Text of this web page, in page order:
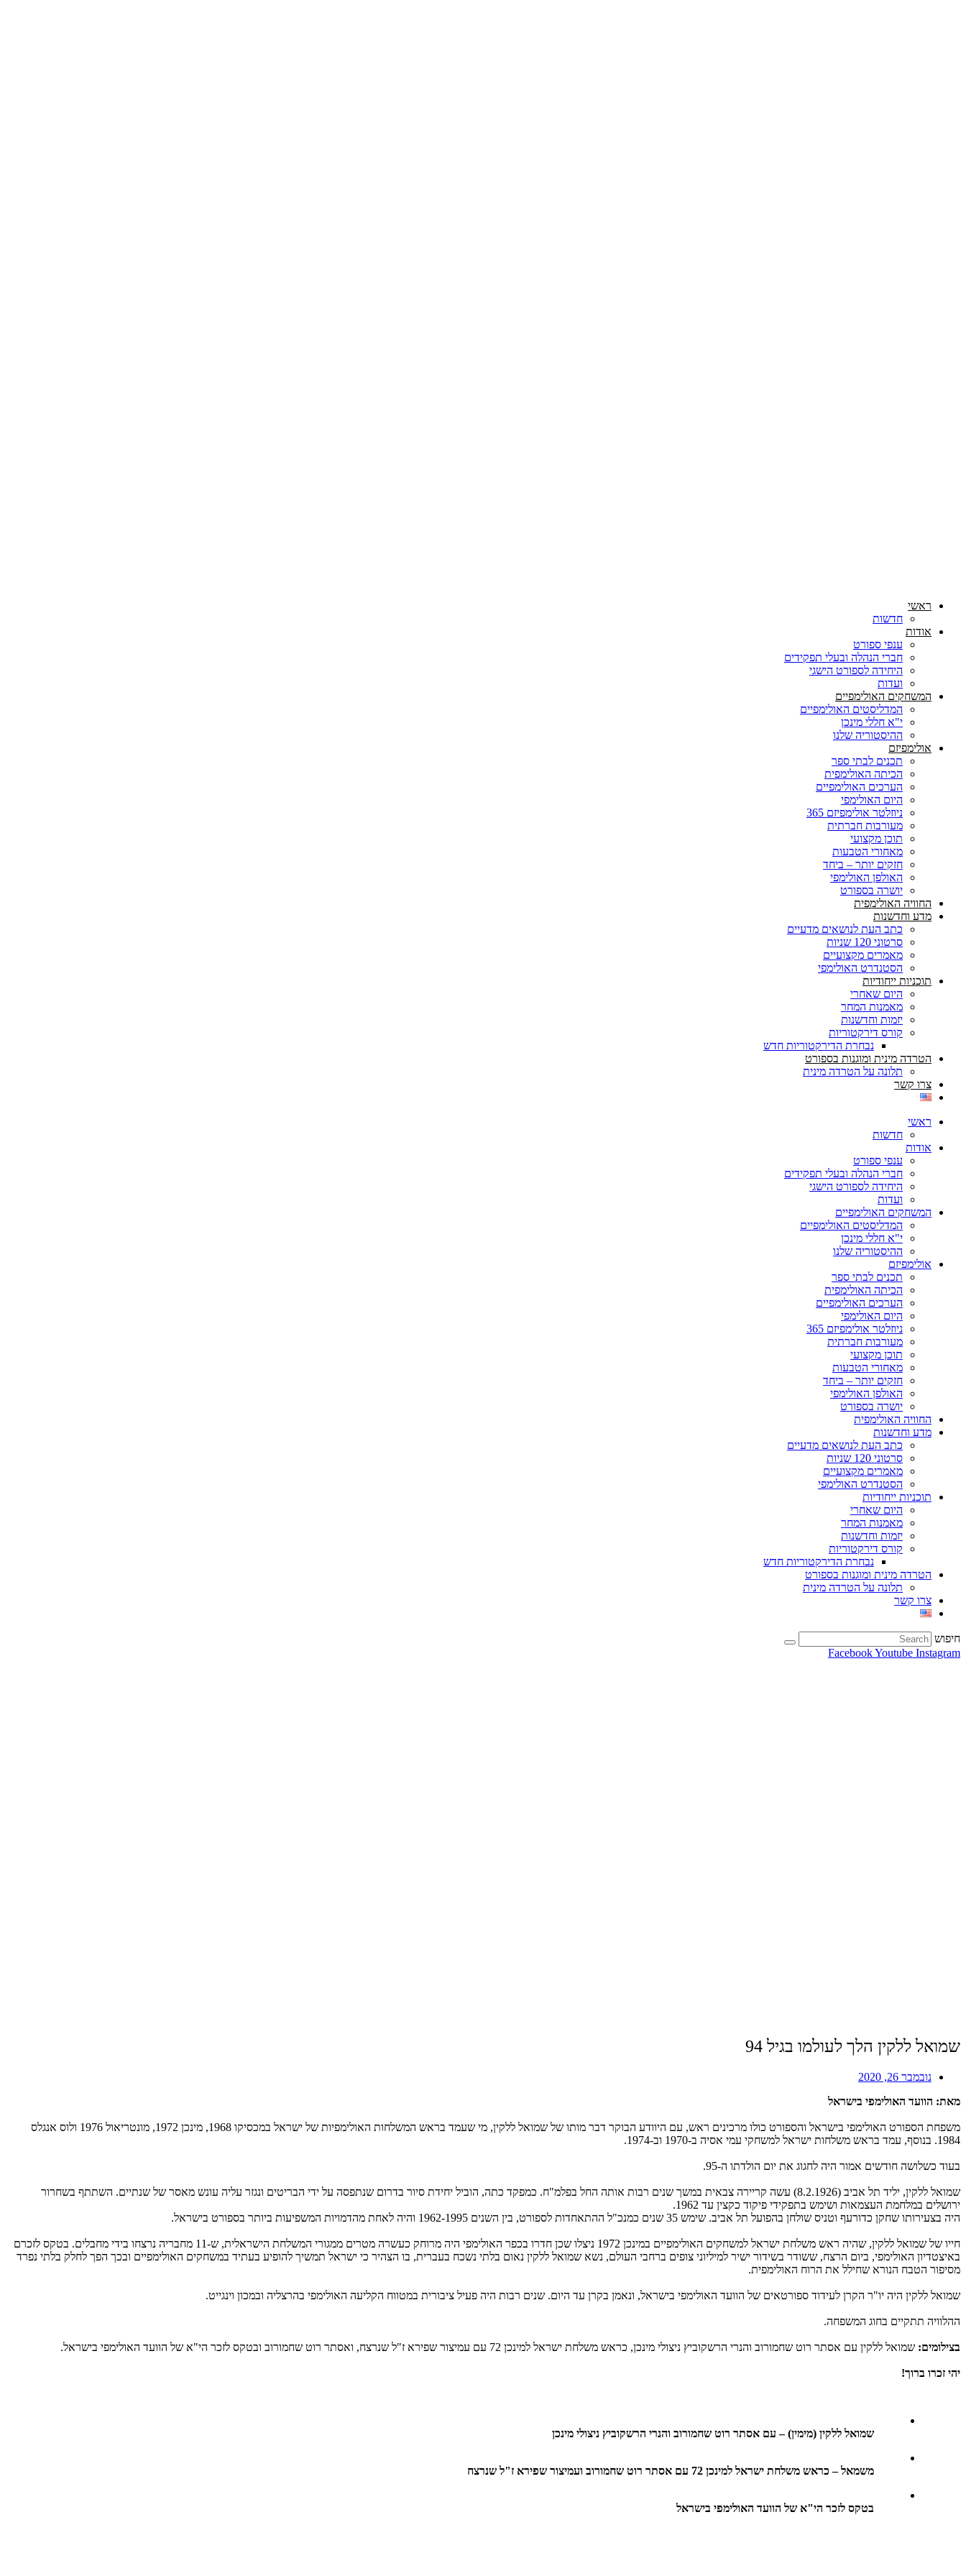
ראשי
חדשות
אודות
ענפי ספורט
חברי הנהלה ובעלי תפקידים
היחידה לספורט הישגי
ועדות
המשחקים האולימפיים
המדליסטים האולימפיים
י"א חללי מינכן
ההיסטוריה שלנו
אולימפיזם
תכנים לבתי ספר
הכיתה האולימפית
הערכים האולימפיים
היום האולימפי
ניוזלטר אולימפיזם 365
מעורבות חברתית
תוכן מקצועי
מאחורי הטבעות
חזקים יותר – ביחד
האולפן האולימפי
יושרה בספורט
החוויה האולימפית
מדע וחדשנות
כתב העת לנושאים מדעיים
סרטוני 120 שניות
מאמרים מקצועיים
הסטנדרט האולימפי
תוכניות ייחודיות
היום שאחרי
מאמנות המחר
יזמות וחדשנות
קורס דירקטוריות
נבחרת הדירקטוריות חדש
הטרדה מינית ומוגנות בספורט
תלונה על הטרדה מינית
צרו קשר
ראשי
חדשות
אודות
ענפי ספורט
חברי הנהלה ובעלי תפקידים
היחידה לספורט הישגי
ועדות
המשחקים האולימפיים
המדליסטים האולימפיים
י"א חללי מינכן
ההיסטוריה שלנו
אולימפיזם
תכנים לבתי ספר
הכיתה האולימפית
הערכים האולימפיים
היום האולימפי
ניוזלטר אולימפיזם 365
מעורבות חברתית
תוכן מקצועי
מאחורי הטבעות
חזקים יותר – ביחד
האולפן האולימפי
יושרה בספורט
החוויה האולימפית
מדע וחדשנות
כתב העת לנושאים מדעיים
סרטוני 120 שניות
מאמרים מקצועיים
הסטנדרט האולימפי
תוכניות ייחודיות
היום שאחרי
מאמנות המחר
יזמות וחדשנות
קורס דירקטוריות
נבחרת הדירקטוריות חדש
הטרדה מינית ומוגנות בספורט
תלונה על הטרדה מינית
צרו קשר
חיפוש
FacebookYoutube Instagram
שמואל ללקין הלך לעולמו בגיל 94
נובמבר 26, 2020
מאת: הוועד האולימפי בישראל
משפחת הספורט האולימפי בישראל והספורט כולו מרכינים ראש, עם היוודע הבוקר דבר מותו של שמואל ללקין, מי שעמד בראש המשלחות האולימפיות של ישראל במכסיקו 1968, מינכן 1972, מונטריאול 1976 ולוס אנגלס
1984. בנוסף, עמד בראש משלחות ישראל למשחקי עמי אסיה ב-1970 וב-1974.
בעוד כשלושה חודשים אמור היה לחגוג את יום הולדתו ה-95.
שמואל ללקין, יליד תל אביב (8.2.1926) עשה קריירה צבאית במשך שנים רבות אותה החל בפלמ"ח. כמפקד כתה, הוביל יחידת סיור בדרום שנתפסה על ידי הבריטים ונגזר עליה עונש מאסר של שנתיים. השתתף בשחרור
ירושלים במלחמת העצמאות ושימש בתפקידי פיקוד כקצין עד 1962.
היה בצעירותו שחקן כדורעף וטניס שולחן בהפועל תל אביב. שימש 35 שנים כמנכ"ל ההתאחדות לספורט, בין השנים 1962-1995 והיה לאחת מהדמויות המשפיעות ביותר בספורט בישראל.
חייו של שמואל ללקין, שהיה ראש משלחת ישראל למשחקים האולימפיים במינכן 1972 ניצלו שכן חדרו בכפר האולימפי היה מרוחק כעשרה מטרים ממגורי המשלחת הישראלית, ש-11 מחבריה נרצחו בידי מחבלים. בטקס לזכרם
באיצטדיון האולימפי, ביום הרצח, ששודר בשידור ישיר למיליוני צופים ברחבי העולם, נשא שמואל ללקין נאום בלתי נשכח בעברית, בו הצהיר כי ישראל תמשיך להופיע בעתיד במשחקים האולימפיים ובכך הפך לחלק בלתי נפרד
מסיפור הטבח הנורא שחילל את הרוח האולימפית.
שמואל ללקין היה יו"ר הקרן לעידוד ספורטאים של הוועד האולימפי בישראל, ונאמן בקרן עד היום. שנים רבות היה פעיל ציבורית במטווח הקליעה האולימפי בהרצליה ובמכון וינגייט.
ההלוויה תתקיים בחוג המשפחה.
בצילומים: שמואל ללקין עם אסתר רוט שחמורוב והנרי הרשקוביץ ניצולי מינכן, כראש משלחת ישראל למינכן 72 עם עמיצור שפירא ז"ל שנרצח, ואסתר רוט שחמורוב ובטקס לזכר הי"א של הוועד האולימפי בישראל.
יהי זכרו ברוך!
שמואל ללקין (מימין) – עם אסתר רוט שחמורוב והנרי הרשקוביץ ניצולי מינכן
משמאל – כראש משלחת ישראל למינכן 72 עם אסתר רוט שחמורוב ועמיצור שפירא ז"ל שנרצח
בטקס לזכר הי"א של הוועד האולימפי בישראל